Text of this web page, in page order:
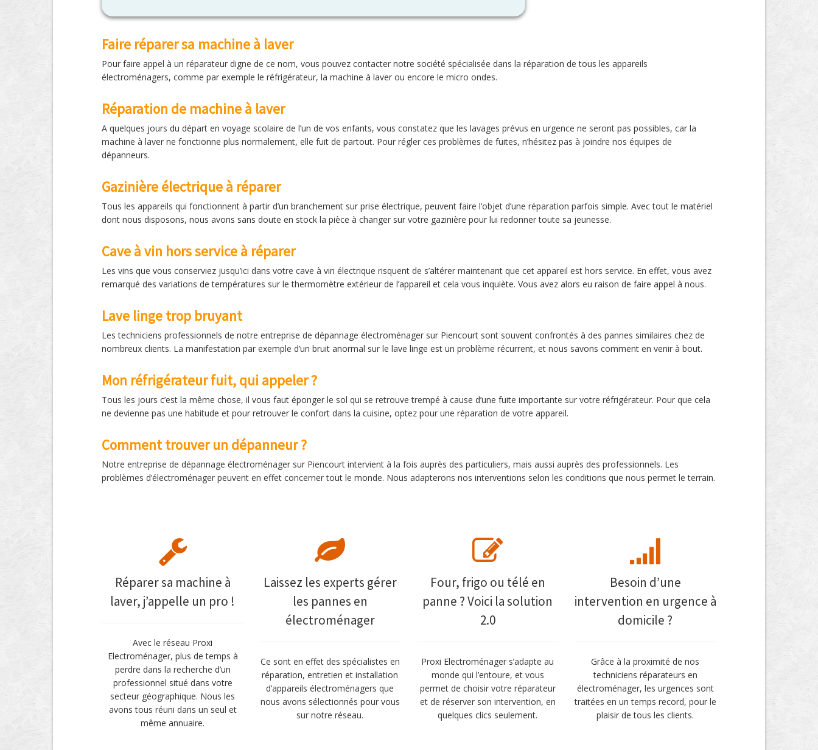
Faire réparer sa machine à laver
Pour faire appel à un réparateur digne de ce nom, vous pouvez contacter notre société spécialisée dans la réparation de tous les appareils
électroménagers, comme par exemple le réfrigérateur, la machine à laver ou encore le micro ondes.
Réparation de machine à laver
A quelques jours du départ en voyage scolaire de l’un de vos enfants, vous constatez que les lavages prévus en urgence ne seront pas possibles, car la
machine à laver ne fonctionne plus normalement, elle fuit de partout. Pour régler ces problèmes de fuites, n’hésitez pas à joindre nos équipes de
dépanneurs.
Gazinière électrique à réparer
Tous les appareils qui fonctionnent à partir d’un branchement sur prise électrique, peuvent faire l’objet d’une réparation parfois simple. Avec tout le matériel
dont nous disposons, nous avons sans doute en stock la pièce à changer sur votre gazinière pour lui redonner toute sa jeunesse.
Cave à vin hors service à réparer
Les vins que vous conserviez jusqu’ici dans votre cave à vin électrique risquent de s’altérer maintenant que cet appareil est hors service. En effet, vous avez
remarqué des variations de températures sur le thermomètre extérieur de l’appareil et cela vous inquiète. Vous avez alors eu raison de faire appel à nous.
Lave linge trop bruyant
Les techniciens professionnels de notre entreprise de dépannage électroménager sur Piencourt sont souvent confrontés à des pannes similaires chez de
nombreux clients. La manifestation par exemple d’un bruit anormal sur le lave linge est un problème récurrent, et nous savons comment en venir à bout.
Mon réfrigérateur fuit, qui appeler ?
Tous les jours c’est la même chose, il vous faut éponger le sol qui se retrouve trempé à cause d’une fuite importante sur votre réfrigérateur. Pour que cela
ne devienne pas une habitude et pour retrouver le confort dans la cuisine, optez pour une réparation de votre appareil.
Comment trouver un dépanneur ?
Notre entreprise de dépannage électroménager sur Piencourt intervient à la fois auprès des particuliers, mais aussi auprès des professionnels. Les
problèmes d’électroménager peuvent en effet concerner tout le monde. Nous adapterons nos interventions selon les conditions que nous permet le terrain.
Réparer sa machine à
laver, j’appelle un pro !
Avec le réseau Proxi
Electroménager, plus de temps à
perdre dans la recherche d’un
professionnel situé dans votre
secteur géographique. Nous les
avons tous réuni dans un seul et
même annuaire.
Laissez les experts gérer
les pannes en
électroménager
Ce sont en effet des spécialistes en
réparation, entretien et installation
d’appareils électroménagers que
nous avons sélectionnés pour vous
sur notre réseau.
Four, frigo ou télé en
panne ? Voici la solution
2.0
Proxi Electroménager s’adapte au
monde qui l’entoure, et vous
permet de choisir votre réparateur
et de réserver son intervention, en
quelques clics seulement.
Besoin d’une
intervention en urgence à
domicile ?
Grâce à la proximité de nos
techniciens réparateurs en
électroménager, les urgences sont
traitées en un temps record, pour le
plaisir de tous les clients.